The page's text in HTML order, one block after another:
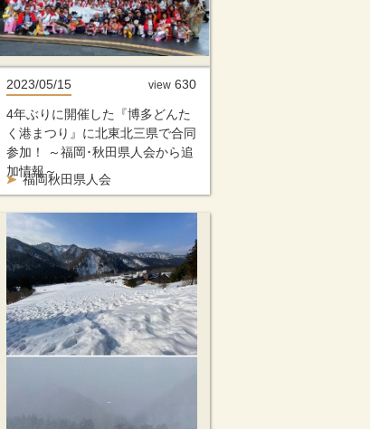
2023/05/15
福岡秋田県人会
4年ぶりに開催した『博多どんた
く港まつり』に北東北三県で合同
参加！ ～福岡･秋田県人会から追
加情報～
view 630